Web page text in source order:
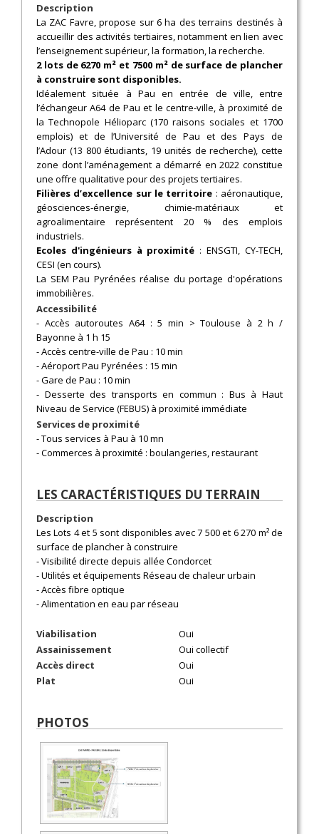
Description
La ZAC Favre, propose sur 6 ha des terrains destinés à
accueillir des activités tertiaires, notamment en lien avec
l’enseignement supérieur, la formation, la recherche.
2 lots de 6270 m² et 7500 m² de surface de plancher
à construire sont disponibles.
Idéalement située à Pau en entrée de ville, entre
l’échangeur A64 de Pau et le centre-ville, à proximité de
la Technopole Hélioparc (170 raisons sociales et 1700
emplois) et de l’Université de Pau et des Pays de
l’Adour (13 800 étudiants, 19 unités de recherche), cette
zone dont l’aménagement a démarré en 2022 constitue
une offre qualitative pour des projets tertiaires.
Filières d’excellence sur le territoire : aéronautique,
géosciences-énergie, chimie-matériaux et
agroalimentaire représentent 20 % des emplois
industriels.
Ecoles d'ingénieurs à proximité : ENSGTI, CY-TECH,
CESI (en cours).
La SEM Pau Pyrénées réalise du portage d'opérations
immobilières.
Accessibilité
- Accès autoroutes A64 : 5 min > Toulouse à 2 h /
Bayonne à 1 h 15
- Accès centre-ville de Pau : 10 min
- Aéroport Pau Pyrénées : 15 min
- Gare de Pau : 10 min
- Desserte des transports en commun : Bus à Haut
Niveau de Service (FEBUS) à proximité immédiate
Services de proximité
- Tous services à Pau à 10 mn
- Commerces à proximité : boulangeries, restaurant
LES CARACTÉRISTIQUES DU TERRAIN
Description
Les Lots 4 et 5 sont disponibles avec 7 500 et 6 270 m² de
surface de plancher à construire
- Visibilité directe depuis allée Condorcet
- Utilités et équipements Réseau de chaleur urbain
- Accès fibre optique
- Alimentation en eau par réseau
Viabilisation
Oui
Assainissement
Oui collectif
Accès direct
Oui
Plat
Oui
PHOTOS